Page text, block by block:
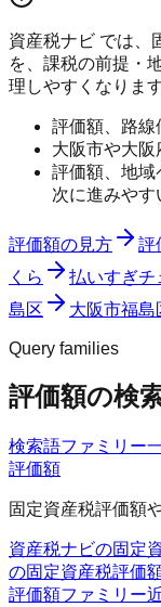
資産税ナビ では、
を、課税の前提・
理しやすくなります
評価額、路線
大阪市や大阪
評価額、地域
次に進みやす
評価額の見方 評
くら
払いすぎチ
島区
大阪市福島
Query families
評価額の検
検索語ファミリー
評価額
固定資産税評価額
資産税ナビの固定
の固定資産税評価
評価額ファミリー